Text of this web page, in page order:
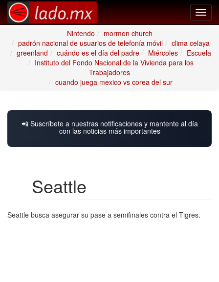
Nintendo
mormon church
padrón nacional de usuarios de telefonía móvil
clima celaya
greenland
cuándo es el día del padre Miércoles
Escuela
Instituto del Fondo Nacional de la Vivienda para los
Trabajadores
cuando juega mexico vs corea del sur
📲 Suscríbete a nuestras notificaciones y mantente al día
con las noticias más importantes
Seattle
Seattle busca asegurar su pase a semifinales contra el Tigres.